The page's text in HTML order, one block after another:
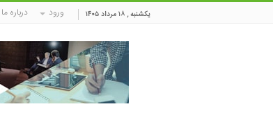
یکشنبه , ۱۸ مرداد ۱۴۰۵ ورود درباره ما